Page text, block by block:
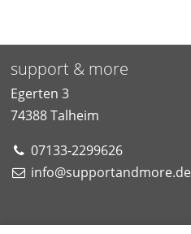
support & more
Egerten 3
74388Talheim
07133-2299626
info@supportandmore.de